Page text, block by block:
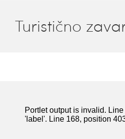
Turistično
Portlet output is invalid.
'label'. Line 168, position